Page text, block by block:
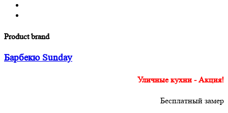
Product brand
Барбекю Sunday
Уличные кухни - Акция!
Бесплатный замер